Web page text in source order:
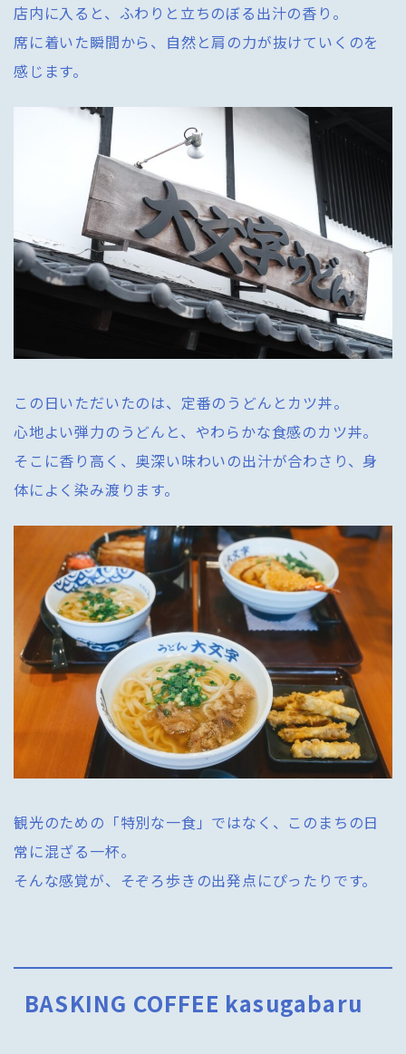
店内に入ると、ふわりと立ちのぼる出汁の香り。
席に着いた瞬間から、自然と肩の力が抜けていくのを
感じます。
この日いただいたのは、定番のうどんとカツ丼。
心地よい弾力のうどんと、やわらかな食感のカツ丼。
そこに香り高く、奥深い味わいの出汁が合わさり、身
体によく染み渡ります。
観光のための「特別な一食」ではなく、このまちの日
常に混ざる一杯。
そんな感覚が、そぞろ歩きの出発点にぴったりです。
BASKING COFFEE kasugabaru